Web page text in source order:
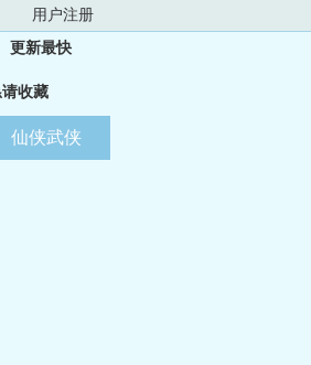
用户注册
更新最快
收藏
仙侠武侠